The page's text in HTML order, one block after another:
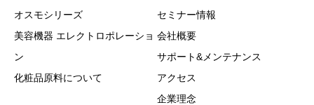
オスモシリーズ
美容機器 エレクトロポレーショ
ン
化粧品原料について
セミナー情報
会社概要
サポート&メンテナンス
アクセス
企業理念